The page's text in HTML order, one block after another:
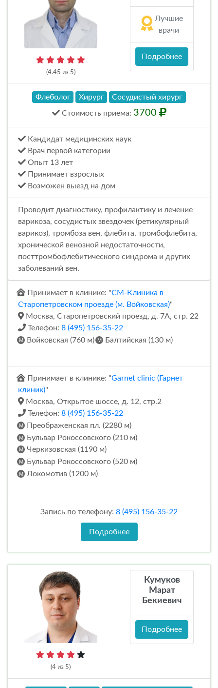
(4.45 из 5)
Лучшие
врачи
Подробнее
Флеболог Хирург Сосудистый хирург
Стоимость приема: 3700
Кандидат медицинских наук
Врач первой категории
Опыт 13 лет
Принимает взрослых
Возможен выезд на дом
Проводит диагностику, профилактику и лечение
варикоза, сосудистых звездочек (ретикулярный
варикоз), тромбоза вен, флебита, тромбофлебита,
хронической венозной недостаточности,
посттромбофлебитического синдрома и других
заболеваний вен.
Принимает в клинике: "СМ-Клиника в
Старопетровском проезде (м. Войковская)"
Москва, Старопетровский проезд, д. 7А, стр. 22
Телефон: 8 (495) 156-35-22
Войковская (760 м)
Балтийская (130 м)
Принимает в клинике: "Garnet clinic (Гарнет
клиник)"
Москва, Открытое шоссе, д. 12, стр.2
Телефон: 8 (495) 156-35-22
Преображенская пл. (2280 м)
Бульвар Рокоссовского (210 м)
Черкизовская (1190 м)
Бульвар Рокоссовского (520 м)
Локомотив (1200 м)
Запись по телефону: 8 (495) 156-35-22
Подробнее
(4 из 5)
Кумуков
Марат
Бекиевич
Подробнее